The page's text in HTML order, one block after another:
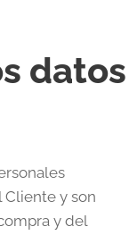
datos
y son
y del